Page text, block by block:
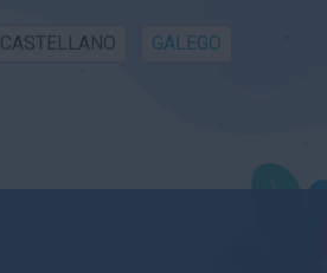
CASTELLANO GALEGO